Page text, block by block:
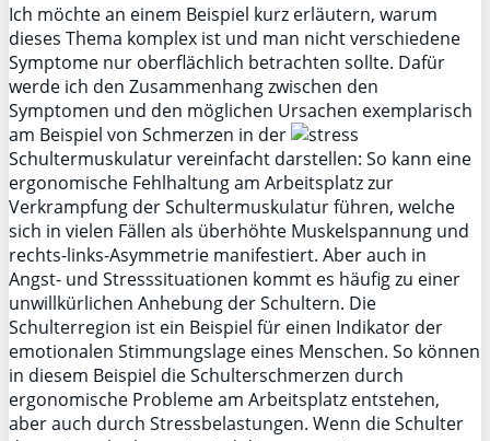
Ich möchte an einem Beispiel kurz erläutern, warum
dieses Thema komplex ist und man nicht verschiedene
Symptome nur oberflächlich betrachten sollte. Dafür
werde ich den Zusammenhang zwischen den
Symptomen und den möglichen Ursachen exemplarisch
am Beispiel von Schmerzen in der
Schultermuskulatur vereinfacht darstellen: So kann eine
ergonomische Fehlhaltung am Arbeitsplatz zur
Verkrampfung der Schultermuskulatur führen, welche
sich in vielen Fällen als überhöhte Muskelspannung und
rechts-links-Asymmetrie manifestiert. Aber auch in
Angst- und Stresssituationen kommt es häufig zu einer
unwillkürlichen Anhebung der Schultern. Die
Schulterregion ist ein Beispiel für einen Indikator der
emotionalen Stimmungslage eines Menschen. So können
in diesem Beispiel die Schulterschmerzen durch
ergonomische Probleme am Arbeitsplatz entstehen,
aber auch durch Stressbelastungen. Wenn die Schulter